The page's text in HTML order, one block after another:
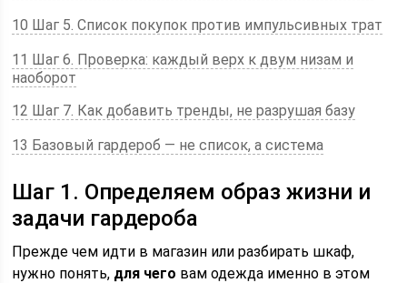
10 Шаг 5. Список покупок против импульсивных трат
11 Шаг 6. Проверка: каждый верх к двум низам и
наоборот
12 Шаг 7. Как добавить тренды, не разрушая базу
13 Базовый гардероб — не список, а система
Шаг 1. Определяем образ жизни и
задачи гардероба
Прежде чем идти в магазин или разбирать шкаф,
нужно понять, для чего вам одежда именно в этом